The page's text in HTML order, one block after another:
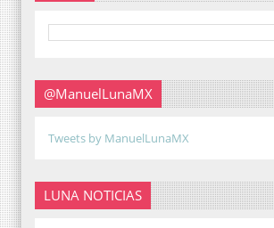
@ManuelLunaMX
Tweets by ManuelLunaMX
LUNA NOTICIAS